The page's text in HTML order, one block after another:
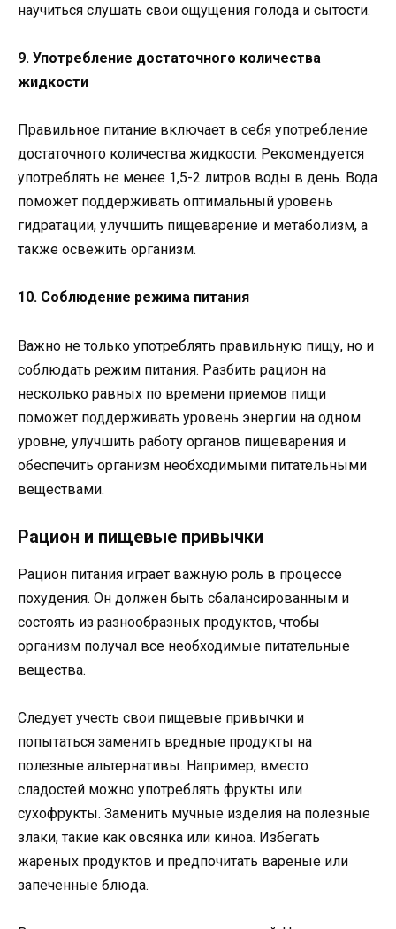
научиться слушать свои ощущения голода и сытости.
9. Употребление достаточного количества
жидкости
Правильное питание включает в себя употребление
достаточного количества жидкости. Рекомендуется
употреблять не менее 1,5-2 литров воды в день. Вода
поможет поддерживать оптимальный уровень
гидратации, улучшить пищеварение и метаболизм, а
также освежить организм.
10. Соблюдение режима питания
Важно не только употреблять правильную пищу, но и
соблюдать режим питания. Разбить рацион на
несколько равных по времени приемов пищи
поможет поддерживать уровень энергии на одном
уровне, улучшить работу органов пищеварения и
обеспечить организм необходимыми питательными
веществами.
Рацион и пищевые привычки
Рацион питания играет важную роль в процессе
похудения. Он должен быть сбалансированным и
состоять из разнообразных продуктов, чтобы
организм получал все необходимые питательные
вещества.
Следует учесть свои пищевые привычки и
попытаться заменить вредные продукты на
полезные альтернативы. Например, вместо
сладостей можно употреблять фрукты или
сухофрукты. Заменить мучные изделия на полезные
злаки, такие как овсянка или киноа. Избегать
жареных продуктов и предпочитать вареные или
запеченные блюда.